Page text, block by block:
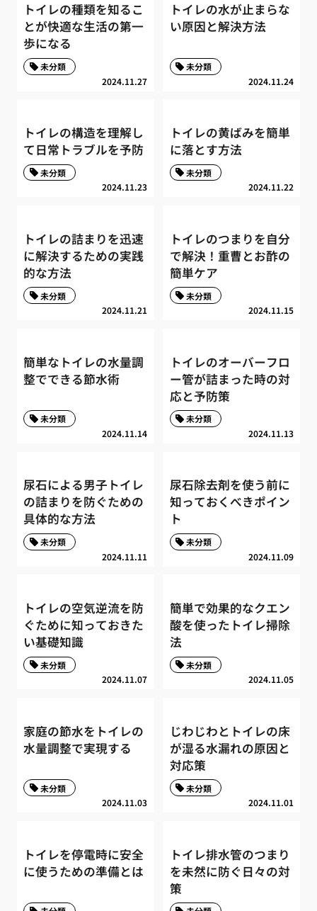
トイレの種類を知るこ
とが快適な生活の第一
歩になる
2024.11.27
未分類
トイレの水が止まらな
い原因と解決方法
2024.11.24
未分類
トイレの構造を理解し
て日常トラブルを予防
2024.11.23
未分類
トイレの黄ばみを簡単
に落とす方法
2024.11.22
未分類
トイレの詰まりを迅速
に解決するための実践
的な方法
2024.11.21
未分類
トイレのつまりを自分
で解決！重曹とお酢の
簡単ケア
2024.11.15
未分類
簡単なトイレの水量調
整でできる節水術
2024.11.14
未分類
トイレのオーバーフロ
ー管が詰まった時の対
応と予防策
2024.11.13
未分類
尿石による男子トイレ
の詰まりを防ぐための
具体的な方法
2024.11.11
未分類
尿石除去剤を使う前に
知っておくべきポイン
ト
2024.11.09
未分類
トイレの空気逆流を防
ぐために知っておきた
い基礎知識
2024.11.07
未分類
簡単で効果的なクエン
酸を使ったトイレ掃除
法
2024.11.05
未分類
家庭の節水をトイレの
水量調整で実現する
2024.11.03
未分類
じわじわとトイレの床
が湿る水漏れの原因と
対応策
2024.11.01
未分類
トイレを停電時に安全
に使うための準備とは
トイレ排水管のつまり
を未然に防ぐ日々の対
策